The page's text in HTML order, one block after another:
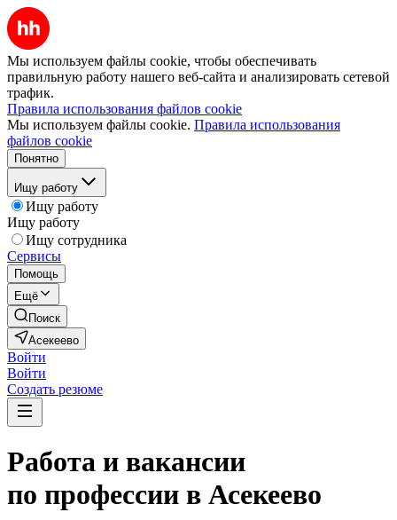
Мы используем файлы cookie, чтобы обеспечивать
правильную работу нашего веб-сайта и анализировать сетевой
трафик.
Правила использования файлов cookie
Мы используем файлы cookie. Правила использования
файлов cookie
Понятно
Ищу работу
Ищу работу
Ищу работу
Ищу сотрудника
Сервисы
Помощь
Ещё
Поиск
Асекеево
Войти
Войти
Создать резюме
Работа и вакансии
по профессии в Асекеево